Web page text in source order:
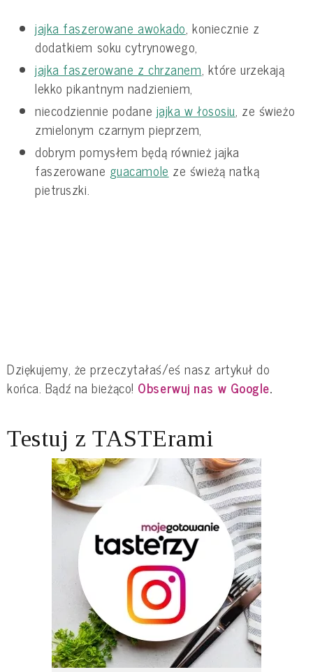
jajka faszerowane awokado, koniecznie z
dodatkiem soku cytrynowego,
jajka faszerowane z chrzanem, które urzekają
lekko pikantnym nadzieniem,
niecodziennie podane jajka w łososiu, ze świeżo
zmielonym czarnym pieprzem,
dobrym pomysłem będą również jajka
faszerowane guacamole ze świeżą natką
pietruszki.
Dziękujemy, że przeczytałaś/eś nasz artykuł do
końca. Bądź na bieżąco! Obserwuj nas w Google.
Testuj z TASTErami